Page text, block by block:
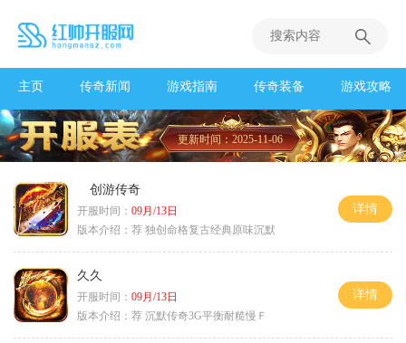
主页 传奇新闻 游戏指南 传奇装备 游戏攻略
更新时间：2025-11-06
创游传奇
开服时间： 09月/13日
版本介绍： 荐 独创命格复古经典原味沉默
详情
久久
开服时间： 09月/13日
版本介绍： 荐 沉默传奇3G平衡耐糙慢Ｆ
详情